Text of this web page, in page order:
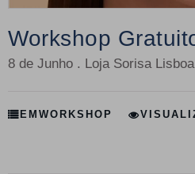
Workshop
8 de Junho . Loja Sorisa
EM WORKSHOP